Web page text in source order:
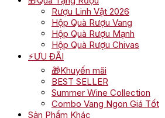
Rượu Linh Vật 2026
Hộp Quà Rượu Vang
Hộp Quà Rượu Mạnh
Hộp Quà Rượu Chivas
⚡ƯU ĐÃI
🎁Khuyến mãi
BEST SELLER
Summer Wine Collection
Combo Vang Ngon Giá Tốt
Sản Phẩm Khác